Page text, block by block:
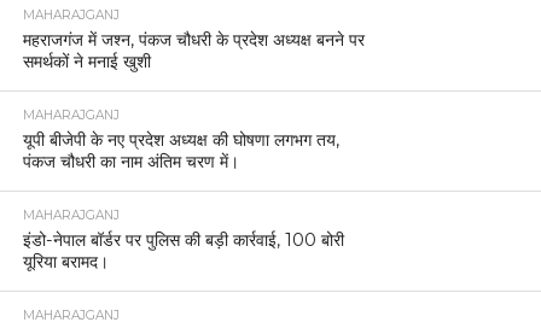
MAHARAJGANJ
महराजगंज में जश्न, पंकज चौधरी के प्रदेश अध्यक्ष बनने पर
समर्थकों ने मनाई खुशी
MAHARAJGANJ
यूपी बीजेपी के नए प्रदेश अध्यक्ष की घोषणा लगभग तय,
पंकज चौधरी का नाम अंतिम चरण में।
MAHARAJGANJ
इंडो-नेपाल बॉर्डर पर पुलिस की बड़ी कार्रवाई, 100 बोरी
यूरिया बरामद।
MAHARAJGANJ